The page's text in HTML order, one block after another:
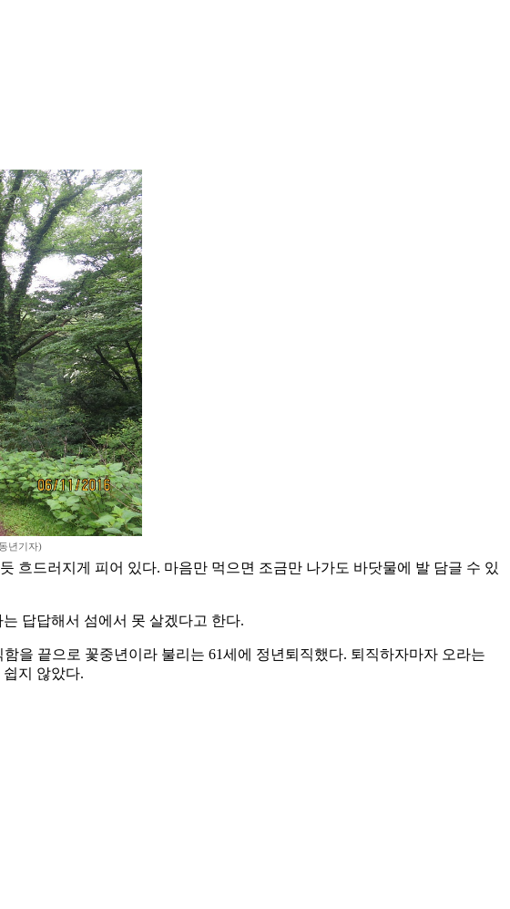
년기자)
흐드러지게 피어 있다. 마음만 먹으면 조금만 나가도 바닷물에 발 담글 수 있
답답해서 섬에서 못 살겠다고 한다.
을 끝으로 꽃중년이라 불리는 61세에 정년퇴직했다. 퇴직하자마자 오라는
지 않았다.